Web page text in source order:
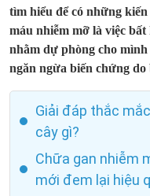
tìm hiểu để có những
máu nhiễm mỡ là việc
nhằm dự phòng cho
ngăn ngừa biến chứng do
Giải đáp thắc
cây gì?
Chữa gan nhiễm
mới đem lại hiệu